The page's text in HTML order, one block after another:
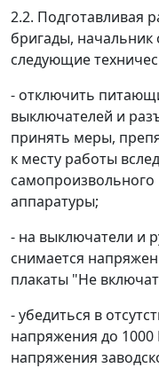
2.2. Подготавливая
бригады,
следующие
- отключить
выключателей и
принять меры,
к месту работы
аппаратуры;
- на выключатели и
снимается
плакаты "Не
- убедиться в
напряжения до 1000
напряжения